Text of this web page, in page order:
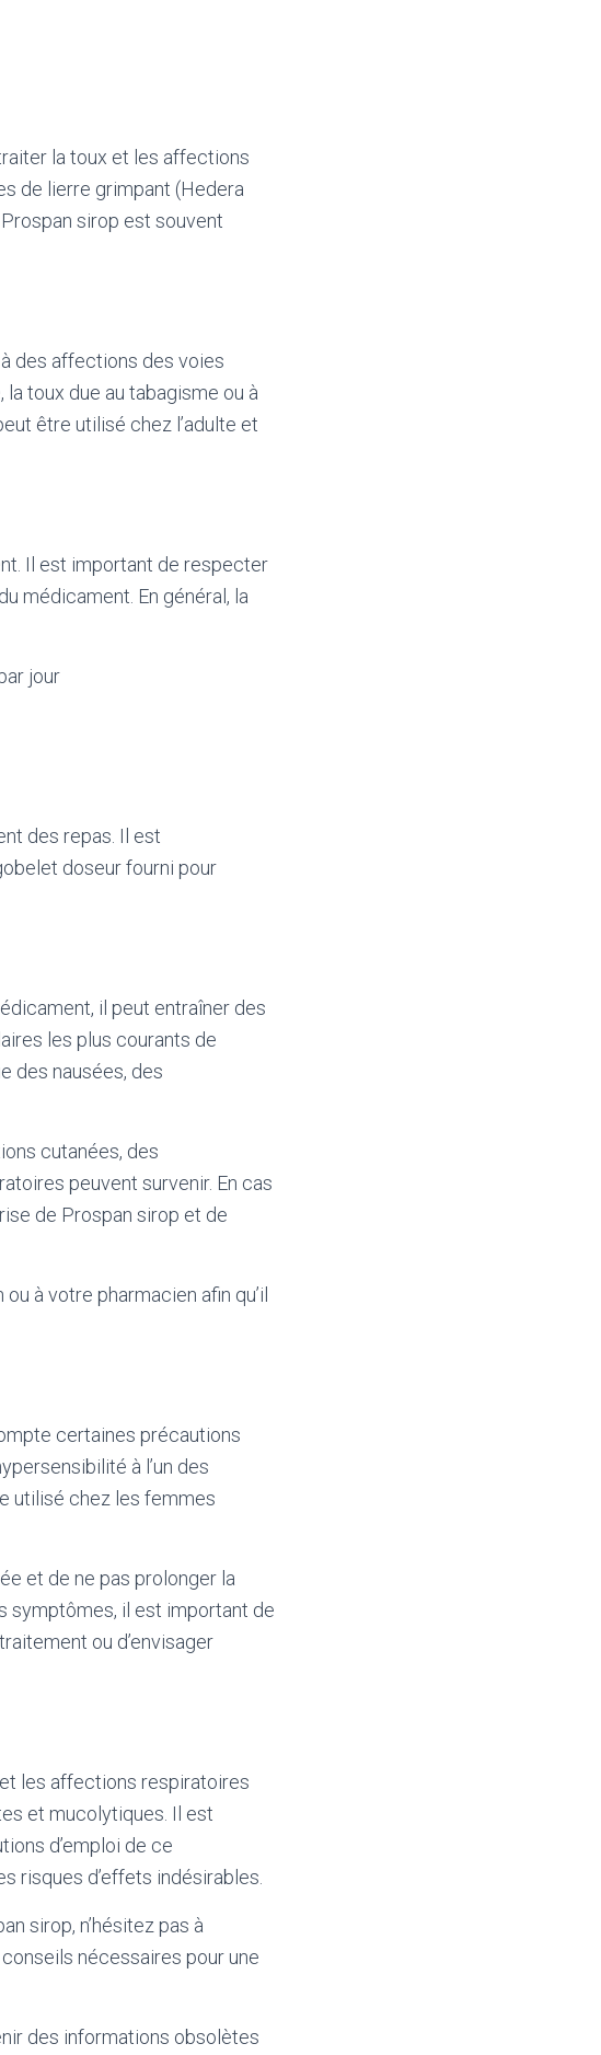
la toux et les affections
de lierre grimpant (Hedera
sirop est souvent
des affections des voies
toux due au tabagisme ou à
être utilisé chez l’adulte et
Il est important de respecter
médicament. En général, la
jour
des repas. Il est
doseur fourni pour
il peut entraîner des
les plus courants de
des nausées, des
cutanées, des
peuvent survenir. En cas
de Prospan sirop et de
à votre pharmacien afin qu’il
certaines précautions
à l’un des
utilisé chez les femmes
et de ne pas prolonger la
symptômes, il est important de
ou d’envisager
les affections respiratoires
et mucolytiques. Il est
d’emploi de ce
risques d’effets indésirables.
sirop, n’hésitez pas à
nécessaires pour une
des informations obsolètes